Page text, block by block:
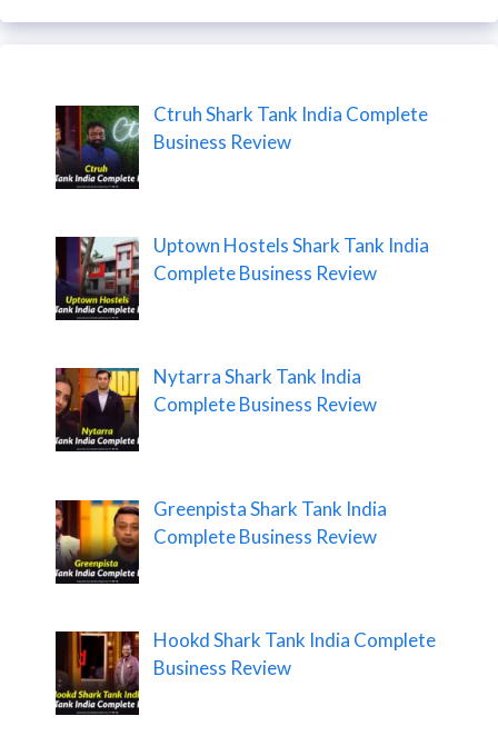
Ctruh Shark Tank India Complete
Business Review
Uptown Hostels Shark Tank India
Complete Business Review
Nytarra Shark Tank India
Complete Business Review
Greenpista Shark Tank India
Complete Business Review
Hookd Shark Tank India Complete
Business Review